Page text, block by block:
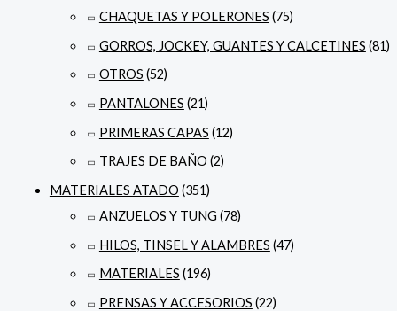
CHAQUETAS Y POLERONES (75)
GORROS, JOCKEY, GUANTES Y CALCETINES (81)
OTROS (52)
PANTALONES (21)
PRIMERAS CAPAS (12)
TRAJES DE BAÑO (2)
MATERIALES ATADO (351)
ANZUELOS Y TUNG (78)
HILOS, TINSEL Y ALAMBRES (47)
MATERIALES (196)
PRENSAS Y ACCESORIOS (22)